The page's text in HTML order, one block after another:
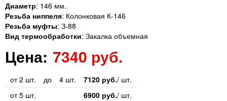
Диаметр: 146 мм.
Резьба ниппеля: Колонковая К-146
Резьба муфты: З-88
Вид термообработки: Закалка объемная
Цена: 7340 руб.
от 2 шт. до 4 шт. 7120 руб./ шт.
от 5 шт.
6900 руб./ шт.